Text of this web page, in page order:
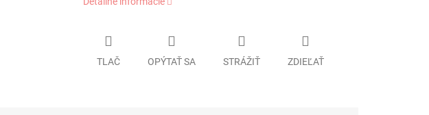
TLAČ OPÝTAŤ SA STRÁŽIŤ ZDIEĽAŤ